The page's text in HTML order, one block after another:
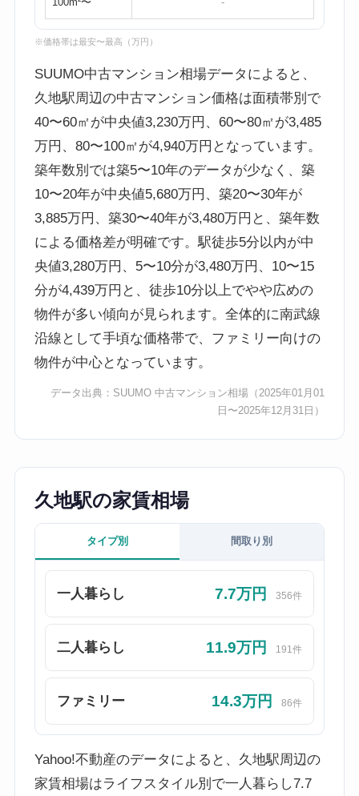
※価格帯は最安〜最高（万円）
SUUMO中古マンション相場データによると、
久地駅周辺の中古マンション価格は面積帯別で
40〜60㎡が中央値3,230万円、60〜80㎡が3,485
万円、80〜100㎡が4,940万円となっています。
築年数別では築5〜10年のデータが少なく、築
10〜20年が中央値5,680万円、築20〜30年が
3,885万円、築30〜40年が3,480万円と、築年数
による価格差が明確です。駅徒歩5分以内が中
央値3,280万円、5〜10分が3,480万円、10〜15
分が4,439万円と、徒歩10分以上でやや広めの
物件が多い傾向が見られます。全体的に南武線
沿線として手頃な価格帯で、ファミリー向けの
物件が中心となっています。
データ出典： SUUMO 中古マンション相場 （2025年01月01
日〜2025年12月31日）
久地駅の家賃相場
タイプ別 間取り別
一人暮らし 7.7万円 356件
二人暮らし 11.9万円 191件
ファミリー 14.3万円 86件
Yahoo!不動産のデータによると、久地駅周辺の
家賃相場はライフスタイル別で一人暮らし7.7